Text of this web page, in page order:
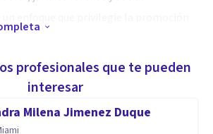
profesionales que te pueden
interesar
Milena Jimenez Duque